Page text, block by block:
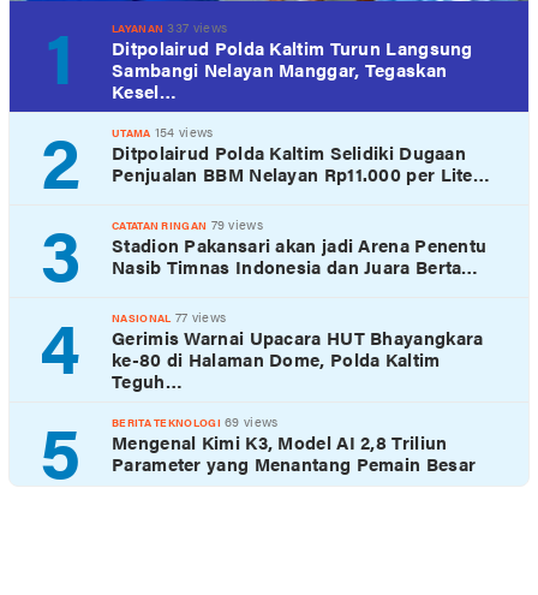
1 LAYANAN 337 views
Ditpolairud Polda Kaltim Turun Langsung
Sambangi Nelayan Manggar, Tegaskan
Kesel…
2 UTAMA 154 views
Ditpolairud Polda Kaltim Selidiki Dugaan
Penjualan BBM Nelayan Rp11.000 per Lite…
3 CATATAN RINGAN 79 views
Stadion Pakansari akan jadi Arena Penentu
Nasib Timnas Indonesia dan Juara Berta…
4 NASIONAL 77 views
Gerimis Warnai Upacara HUT Bhayangkara
ke-80 di Halaman Dome, Polda Kaltim
Teguh…
5 BERITA TEKNOLOGI 69 views
Mengenal Kimi K3, Model AI 2,8 Triliun
Parameter yang Menantang Pemain Besar